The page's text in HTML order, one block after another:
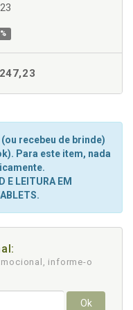
recebeu de brinde)
Para este item, nada
E LEITURA EM
informe-o
Ok